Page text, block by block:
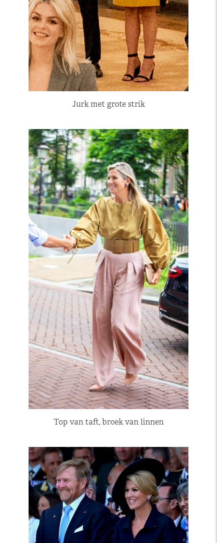
Jurk met grote strik
Top van taft, broek van linnen